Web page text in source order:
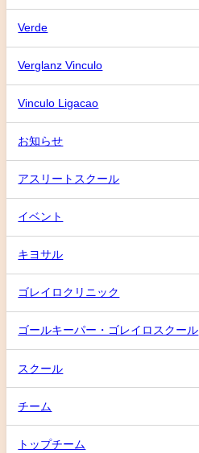
Verde
Verglanz Vinculo
Vinculo Ligacao
お知らせ
アスリートスクール
イベント
キヨサル
ゴレイロクリニック
ゴールキーパー・ゴレイロスクール
スクール
チーム
トップチーム